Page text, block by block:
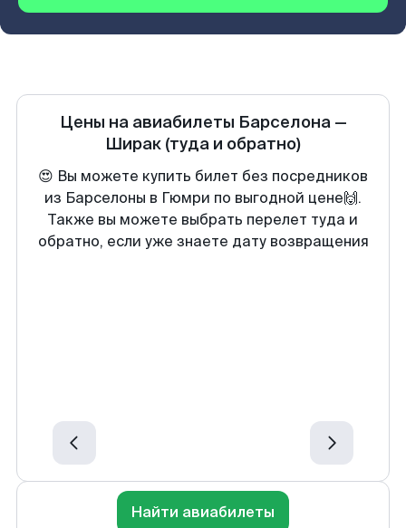
Цены на авиабилеты Барселона—
Ширак (туда и обратно)
😍 Вы можете купить билет без посредников
из Барселоны в Гюмри по выгодной цене🙌.
Также вы можете выбрать перелет туда и
обратно, если уже знаете дату возвращения
Найти авиабилеты